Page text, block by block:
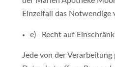
Einzelfall das Notwendige
e) Recht auf
Jede von der Verarbeitung